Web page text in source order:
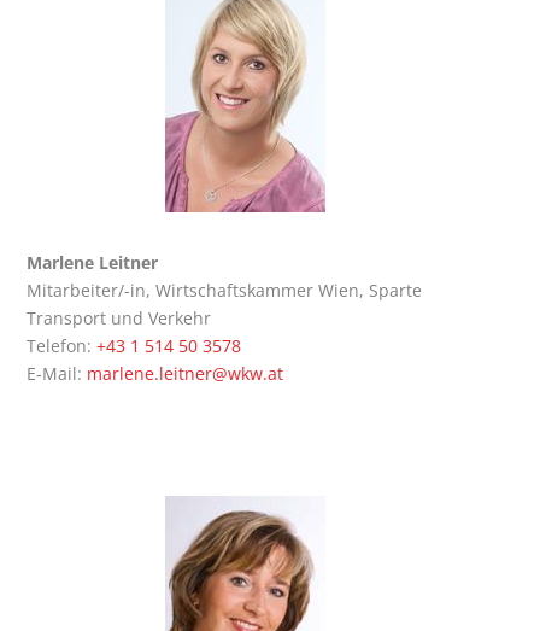
Mar­le­ne Leitner
Mit­ar­bei­ter/-in, Wirt­schafts­kam­mer Wien, Spar­te
Trans­port und Verkehr
Tele­fon:+43 1 514 50 3578
E‑Mail: marlene.leitner@wkw.at